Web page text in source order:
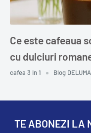
Ce este cafeaua
cu dulciuri
cafea 3 in 1 Blog
TE ABONEZI LA